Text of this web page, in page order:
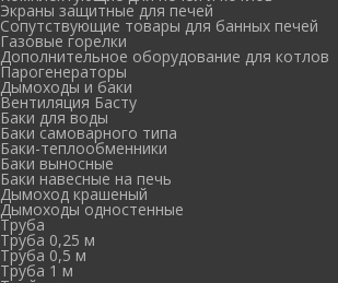
Экраны защитные для печей
Сопутствующие товары для банных печей
Газовые горелки
Дополнительное оборудование для котлов
Парогенераторы
Дымоходы и баки
Вентиляция Басту
Баки для воды
Баки самоварного типа
Баки-теплообменники
Баки выносные
Баки навесные на печь
Дымоход крашеный
Дымоходы одностенные
Труба
Труба 0,25 м
Труба 0,5 м
Труба 1 м